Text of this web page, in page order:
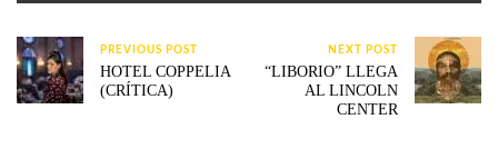
PREVIOUS POST
HOTEL COPPELIA
(CRÍTICA)
NEXT POST
“LIBORIO” LLEGA
AL LINCOLN
CENTER